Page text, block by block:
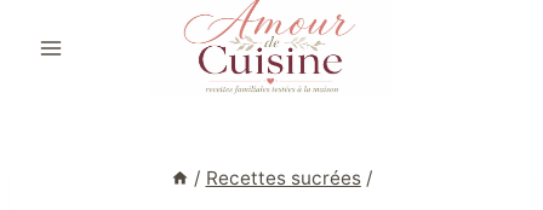
/ Recettes sucrées /